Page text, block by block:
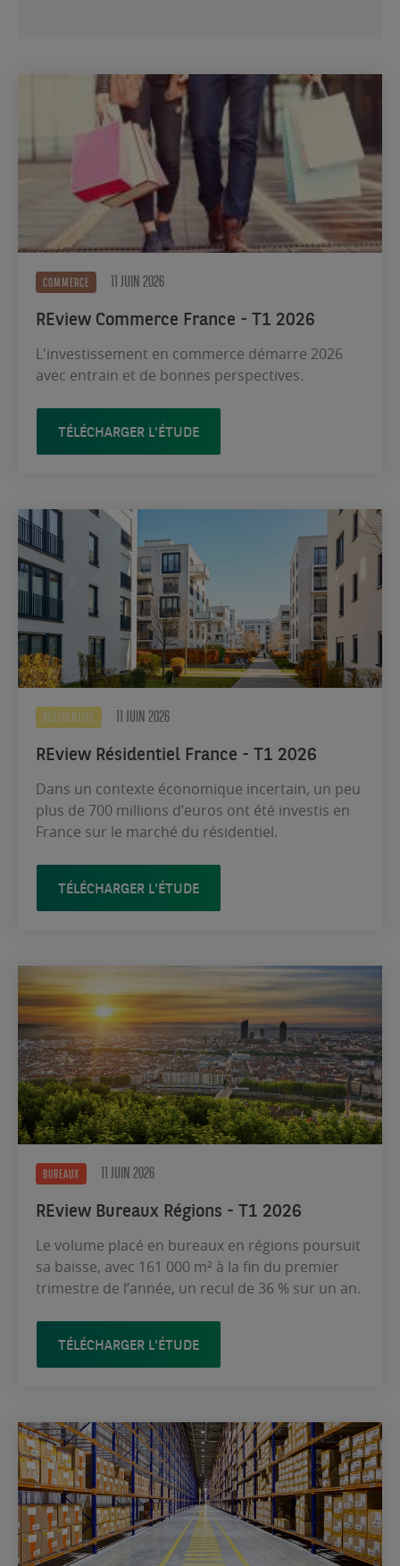
COMMERCE 11 JUIN 2026
REview Commerce France - T1 2026
L'investissement en commerce démarre 2026
avec entrain et de bonnes perspectives.
TÉLÉCHARGER L'ÉTUDE
RÉSIDENTIEL 11 JUIN 2026
REview Résidentiel France - T1 2026
Dans un contexte économique incertain, un peu
plus de 700 millions d’euros ont été investis en
France sur le marché du résidentiel.
TÉLÉCHARGER L'ÉTUDE
BUREAUX 11 JUIN 2026
REview Bureaux Régions - T1 2026
Le volume placé en bureaux en régions poursuit
sa baisse, avec 161 000 m² à la fin du premier
trimestre de l’année, un recul de 36 % sur un an.
TÉLÉCHARGER L'ÉTUDE